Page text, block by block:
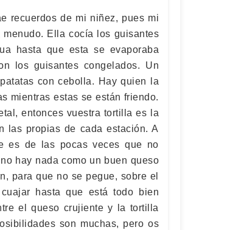
recuerdos de mi niñez, pues mi
Ella cocía los guisantes
hasta que esta se evaporaba
los guisantes congelados. Un
con cebolla. Hay quien la
mientras estas se están friendo.
entonces vuestra tortilla es la
las propias de cada estación. A
es de las pocas veces que no
hay nada como un buen queso
para que no se pegue, sobre el
hasta que está todo bien
el queso crujiente y la tortilla
son muchas, pero os